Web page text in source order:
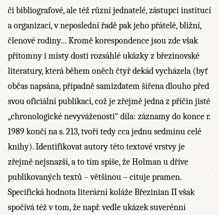
či bibliografové, ale též různí jednatelé, zástupci institucí
a organizací, v neposlední řadě pak jeho přátelé, bližní,
členové rodiny… Kromě korespondence jsou zde však
přítomny i místy dosti rozsáhlé ukázky z březinovské
literatury, která během oněch čtyř dekád vycházela (byť
občas napsána, případně samizdatem šířena dlouho před
svou oficiální publikací, což je zřejmě jedna z příčin jisté
„chronologické nevyváženosti“ díla: záznamy do konce r.
1989 končí na s. 213, tvoří tedy cca jednu sedminu celé
knihy). Identifikovat autory této textové vrstvy je
zřejmě nejsnazší, a to tím spíše, že Holman u dříve
publikovaných textů – většinou – cituje pramen.
Specifická hodnota literární koláže Březinian II však
spočívá též v tom, že např. vedle ukázek suverénní